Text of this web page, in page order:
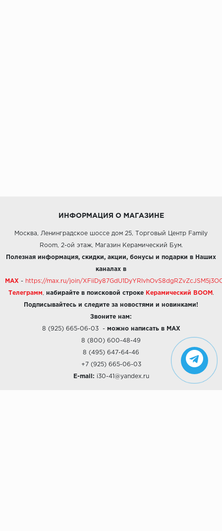
ИНФОРМАЦИЯ О МАГАЗИНЕ
Москва, Ленинградское шоссе дом 25, Торговый Центр Family
Room, 2-ой этаж, Магазин Керамический Бум.
Полезная информация, скидки, акции, бонусы и подарки в Наших
каналах в
MAX - https://max.ru/join/
Телеграмм набирайте в поисковой строке Керамический BOOM .
Подписывайтесь и следите за новостями и новинками!
Звоните нам:
8 (925) 665-06-03- можно написать в MAX
8 (800) 600-48-49
8 (495) 647-64-46
+7 (925) 665-06-03
E-mail: i30-41@yandex.ru